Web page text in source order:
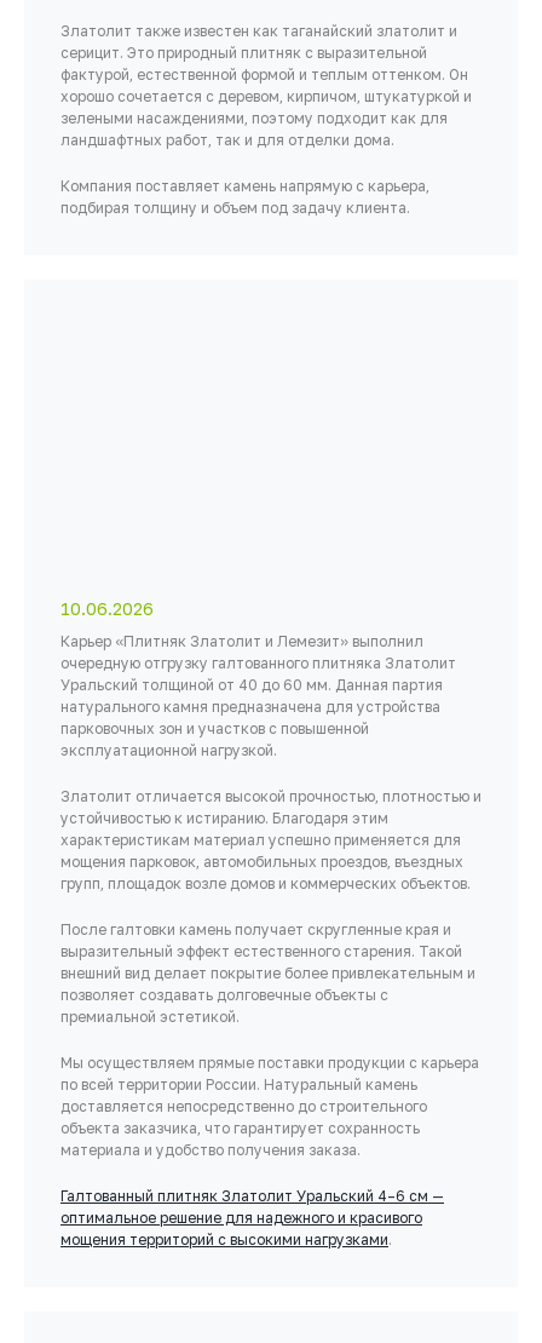
Златолит также известен как таганайский златолит и
серицит. Это природный плитняк с выразительной
фактурой, естественной формой и теплым оттенком. Он
хорошо сочетается с деревом, кирпичом, штукатуркой и
зелеными насаждениями, поэтому подходит как для
ландшафтных работ, так и для отделки дома.
Компания поставляет камень напрямую с карьера,
подбирая толщину и объем под задачу клиента.
10.06.2026
Карьер «Плитняк Златолит и Лемезит» выполнил
очередную отгрузку галтованного плитняка Златолит
Уральский толщиной от 40 до 60 мм. Данная партия
натурального камня предназначена для устройства
парковочных зон и участков с повышенной
эксплуатационной нагрузкой.
Златолит отличается высокой прочностью, плотностью и
устойчивостью к истиранию. Благодаря этим
характеристикам материал успешно применяется для
мощения парковок, автомобильных проездов, въездных
групп, площадок возле домов и коммерческих объектов.
После галтовки камень получает скругленные края и
выразительный эффект естественного старения. Такой
внешний вид делает покрытие более привлекательным и
позволяет создавать долговечные объекты с
премиальной эстетикой.
Мы осуществляем прямые поставки продукции с карьера
по всей территории России. Натуральный камень
доставляется непосредственно до строительного
объекта заказчика, что гарантирует сохранность
материала и удобство получения заказа.
Галтованный плитняк Златолит Уральский 4–6 см —
оптимальное решение для надежного и красивого
мощения территорий с высокими нагрузками.